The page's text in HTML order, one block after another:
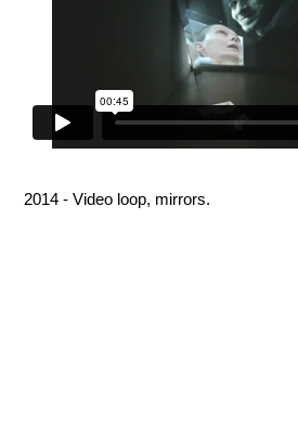
2014 - Video loop, mirrors.